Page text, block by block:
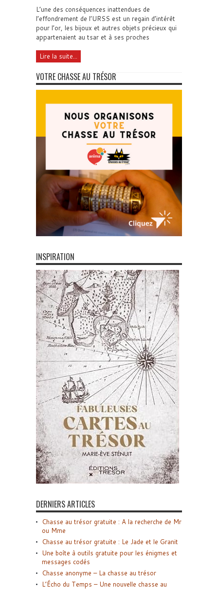
L’une des conséquences inattendues de
l’effondrement de l’URSS est un regain d’intérêt
pour l’or, les bijoux et autres objets précieux qui
appartenaient au tsar et à ses proches
Lire la suite...
VOTRE CHASSE AU TRÉSOR
INSPIRATION
DERNIERS ARTICLES
Chasse au trésor gratuite : A la recherche de Mr
ou Mme
Chasse au trésor gratuite : Le Jade et le Granit
Une boîte à outils gratuite pour les énigmes et
messages codés
Chasse anonyme – La chasse au trésor
L’Écho du Temps – Une nouvelle chasse au